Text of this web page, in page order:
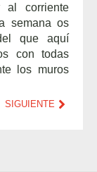
al corriente
semana os
que aquí
con todas
los muros
SIGUIENTE